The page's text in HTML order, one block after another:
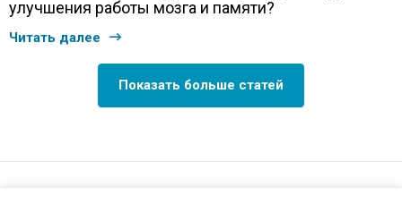
улучшения работы мозга и памяти?
Читать далее
Показать больше статей